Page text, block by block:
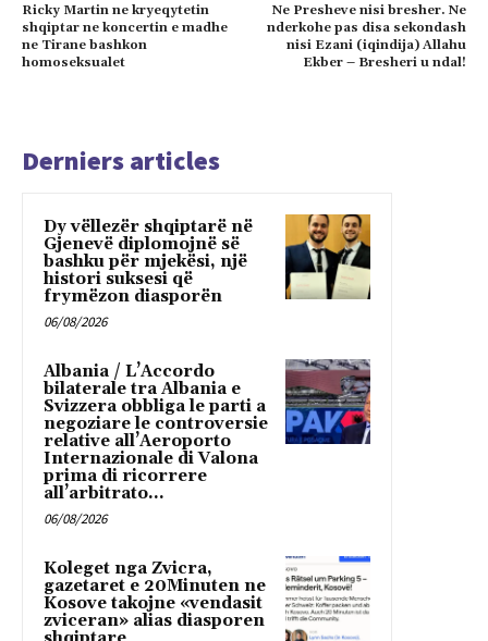
Ricky Martin ne kryeqytetin
shqiptar ne koncertin e madhe
ne Tirane bashkon
homoseksualet
Ne Presheve nisi bresher. Ne
nderkohe pas disa sekondash
nisi Ezani (iqindija) Allahu
Ekber – Bresheri u ndal!
Derniers articles
Dy vëllezër shqiptarë në
Gjenevë diplomojnë së
bashku për mjekësi, një
histori suksesi që
frymëzon diasporën
06/08/2026
Albania / L’Accordo
bilaterale tra Albania e
Svizzera obbliga le parti a
negoziare le controversie
relative all’Aeroporto
Internazionale di Valona
prima di ricorrere
all’arbitrato...
06/08/2026
Koleget nga Zvicra,
gazetaret e 20Minuten ne
Kosove takojne «vendasit
zviceran» alias diasporen